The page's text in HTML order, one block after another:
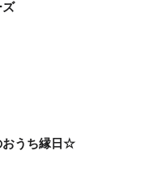
ズ
うち縁日☆